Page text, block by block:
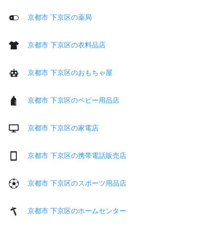
京都市 下京区の薬局
京都市 下京区の衣料品店
京都市 下京区のおもちゃ屋
京都市 下京区のベビー用品店
京都市 下京区の家電店
京都市 下京区の携帯電話販売店
京都市 下京区のスポーツ用品店
京都市 下京区のホームセンター